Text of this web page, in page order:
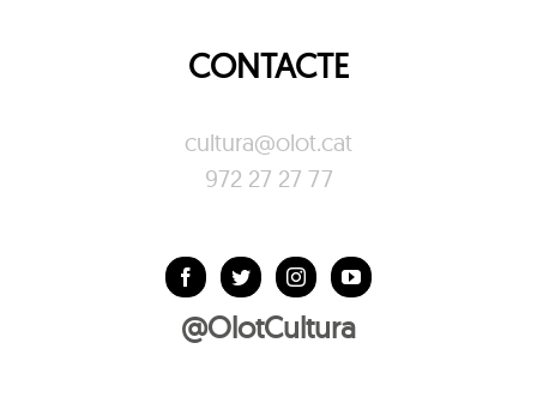
CONTACTE
cultura@olot.cat
972 27 27 77
@OlotCultura